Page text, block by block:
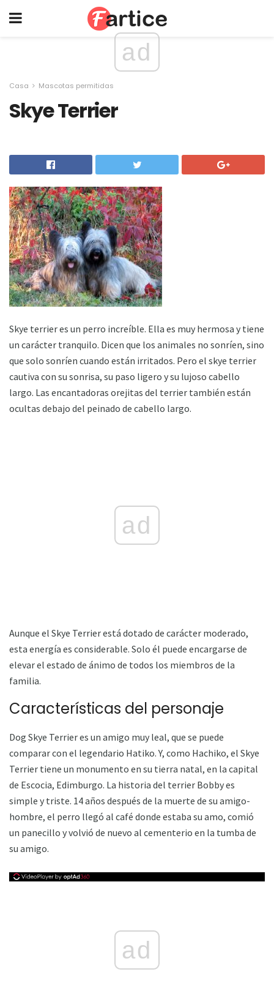
ad
Casa Mascotas permitidas
Skye Terrier
Skye terrier es un perro increíble. Ella es muy hermosa y tiene
un carácter tranquilo. Dicen que los animales no sonríen, sino
que solo sonríen cuando están irritados. Pero el skye terrier
cautiva con su sonrisa, su paso ligero y su lujoso cabello
largo. Las encantadoras orejitas del terrier también están
ocultas debajo del peinado de cabello largo.
ad
Aunque el Skye Terrier está dotado de carácter moderado,
esta energía es considerable. Solo él puede encargarse de
elevar el estado de ánimo de todos los miembros de la
familia.
Características del personaje
Dog Skye Terrier es un amigo muy leal, que se puede
comparar con el legendario Hatiko. Y, como Hachiko, el Skye
Terrier tiene un monumento en su tierra natal, en la capital
de Escocia, Edimburgo. La historia del terrier Bobby es
simple y triste. 14 años después de la muerte de su amigo-
hombre, el perro llegó al café donde estaba su amo, comió
un panecillo y volvió de nuevo al cementerio en la tumba de
su amigo.
ad